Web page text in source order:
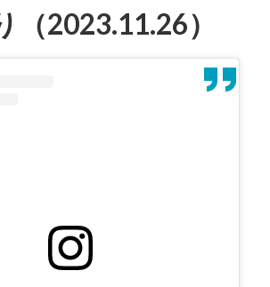
（2023.11.26）